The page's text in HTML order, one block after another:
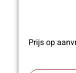
Prijs op